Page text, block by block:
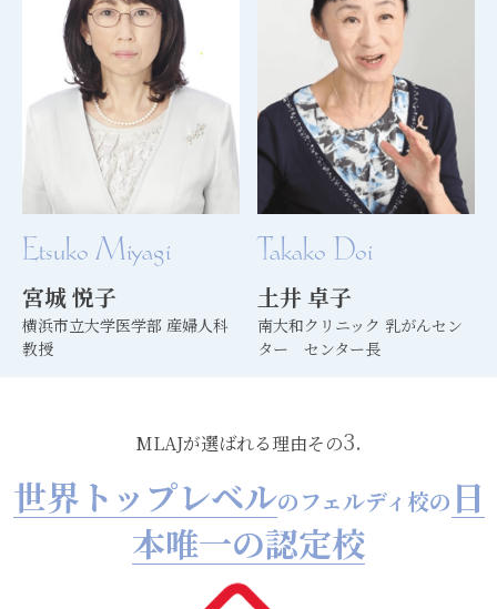
Etsuko Miyagi
宮城 悦子
横浜市立大学医学部 産婦人科
教授
Takako Doi
土井 卓子
南大和クリニック 乳がんセン
ター センター長
MLAJが選ばれる理由その3.
世界トップレベルのフェルディ校の 日
本唯一の認定校